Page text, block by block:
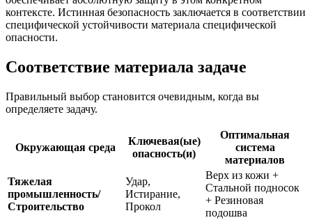
контексте. Истинная безопасность заключается в соответствии
специфической устойчивости материала специфической
опасности.
Соответствие материала задаче
Правильный выбор становится очевидным, когда вы
определяете задачу.
Окружающая среда
Ключевая(ые)
опасность(и)
Оптимальная
система
материалов
Тяжелая
промышленность/
Строительство
Удар,
Истирание,
Прокол
Верх из кожи +
Стальной подносок
+ Резиновая
подошва